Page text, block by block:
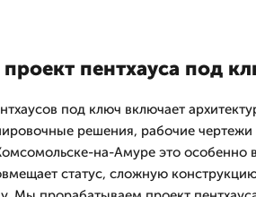
пентхауса под
под ключ включает
решения, рабочие чертежи
на-Амуре это особенно
статус, сложную